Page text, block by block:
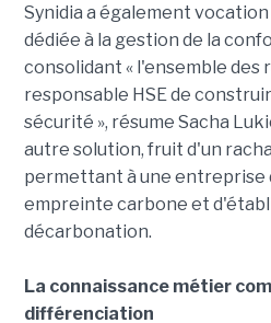
Synidia a également
dédiée à la gestion de la
consolidant « l'ensemble
responsable HSE de
sécurité », résume Sacha
autre solution, fruit d'un
permettant à une entreprise
empreinte carbone et
décarbonation.
La connaissance métier
différenciation